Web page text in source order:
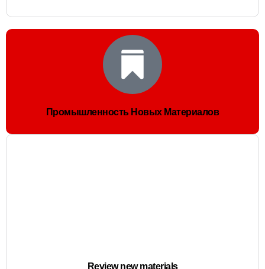
Промышленность Новых Материалов
Review new materials​